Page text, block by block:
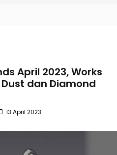
April 2023, Works
dan Diamond
13 April 2023